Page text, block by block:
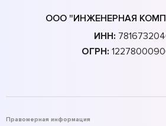
ООО "ИНЖЕНЕРНАЯ
ИНН:
ОГРН:
Правомерная информация